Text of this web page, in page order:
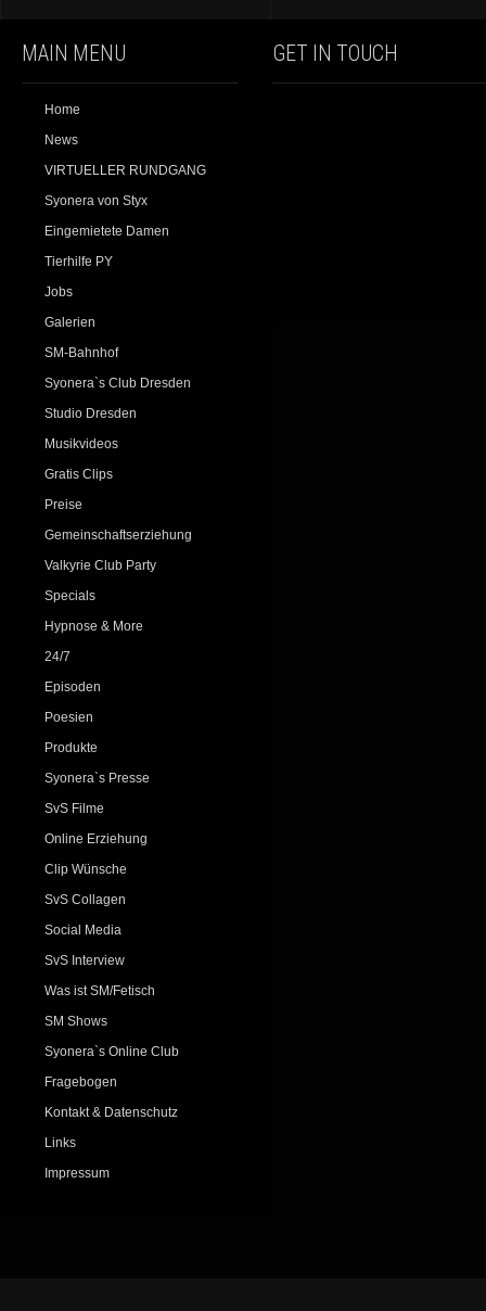
MAIN MENU
Home
News
VIRTUELLER RUNDGANG
Syonera von Styx
Eingemietete Damen
Tierhilfe PY
Jobs
Galerien
SM-Bahnhof
Syonera`s Club Dresden
Studio Dresden
Musikvideos
Gratis Clips
Preise
Gemeinschaftserziehung
Valkyrie Club Party
Specials
Hypnose & More
24/7
Episoden
Poesien
Produkte
Syonera`s Presse
SvS Filme
Online Erziehung
Clip Wünsche
SvS Collagen
Social Media
SvS Interview
Was ist SM/Fetisch
SM Shows
Syonera`s Online Club
Fragebogen
Kontakt & Datenschutz
Links
Impressum
GET IN TOUCH